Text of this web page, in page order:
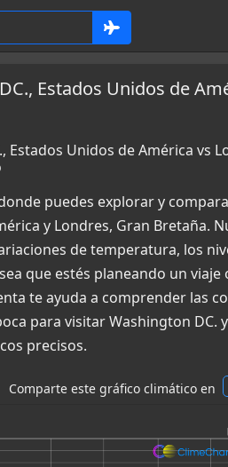
Estados Unidos de
Unidos de América vs
puedes explorar y
y Londres, Gran Bretaña.
de temperatura, los
que estés planeando un viaje
te ayuda a comprender las
para visitar Washington DC.
precisos.
Comparte este gráfico climático en